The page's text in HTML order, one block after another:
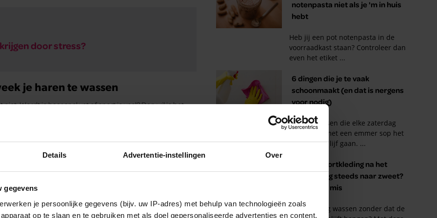
Details Advertentie-instellingen Over
gegevens
je persoonlijke gegevens (bijv. uw IP-adres) met behulp van technologieën zoals
op te slaan en te gebruiken met als doel gepersonaliseerde advertenties en content,
door stress?
je haren te wassen
Wordt je haar snel vet of sport je veel? Dan wil je het
ervaring en door van wetenschappers te leren, weet ik dat
niet onnodig vaak, maar ook niet te weinig. Het
bij het ene haartype een milde shampoo met weinig
met een ander haar- en huidtype geen schoon
eens in de zoveel tijd.